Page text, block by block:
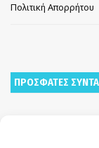
Πολιτική Απορρήτου
ΠΡΟΣΦΑΤΕΣ